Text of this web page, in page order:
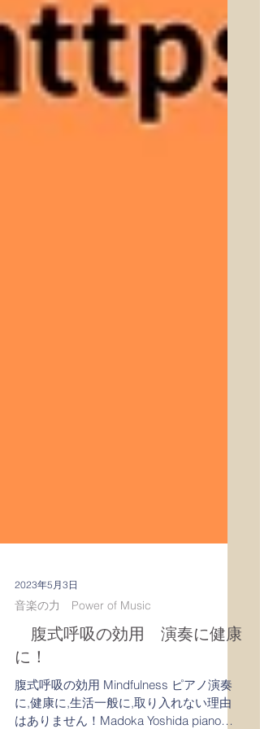
2023年5月3日
音楽の力 Power of Music
腹式呼吸の効用 演奏に健康
に！
腹式呼吸の効用 Mindfulness ピアノ演奏